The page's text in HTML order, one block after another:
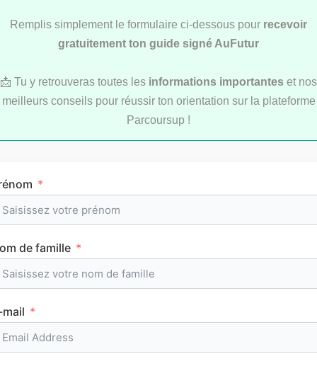
MÉTHODOLOGIE
au lycée ?
Remplis simplement le formulaire ci-dessous pour recevoir
gratuitement ton guide signé AuFutur
📩 Tu y retrouveras toutes les informations importantes et nos
meilleurs conseils pour réussir ton orientation sur la plateforme
Parcoursup !
de famille